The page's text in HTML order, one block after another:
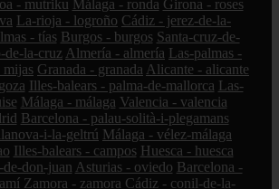
- mutriku Málaga - ronda Girona - roses
La-rioja - logroño Cádiz - jerez-de-la-
- tías Burgos - burgos Santa-cruz-de-
de-la-cruz Almería - almería Las-palmas -
mijas Granada - granada Alicante - alicante
Illes-balears - palma-de-mallorca Las-
Málaga - málaga Valencia - valencia
Barcelona - palau-solità-i-plegamans
i-la-geltrú Málaga - vélez-málaga
Illes-balears - campos Huesca - huesca
don-juan Asturias - oviedo Barcelona -
Zamora - zamora Cádiz - conil-de-la-